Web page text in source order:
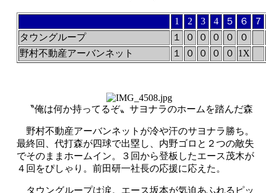
1 2 3 4 ５ ６
７
タウングループ
１ ０ ０ ０ ０
０
野村不動産アーバンネット
１ ０ ０ ０ ０ 1X
〝俺は何か持ってるぞ〟サヨナラのホームを踏んだ森
野村不動産アーバンネットが冷や汗のサヨナラ勝ち。
最終回、代打森が四球で出塁し、内野ゴロと２つの敵失
でそのままホームイン。３回から登板したエース茂木が
４回をぴしゃり。前田研一社長の応援に応えた。
タウングループは涙。エース坂本が気迫あふれるピッ